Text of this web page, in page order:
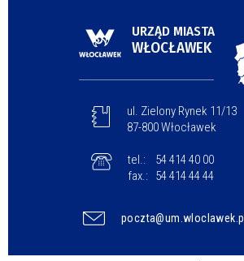
URZĄD MIASTA
WŁOCŁAWEK
ul. Zielony Rynek 11/13
87-800 Włocławek
tel.:
54 414 40 00
fax.:
54 414 44 44
poczta@um.wloclawek.pl